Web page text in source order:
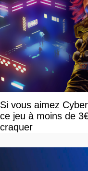
Si vous aimez
ce jeu à moins de
craquer